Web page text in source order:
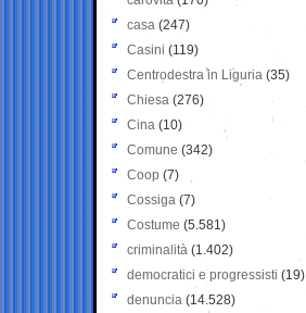
casa (247)
Casini (119)
Centrodestra in Liguria (35)
Chiesa (276)
Cina (10)
Comune (342)
Coop (7)
Cossiga (7)
Costume (5.581)
criminalità (1.402)
democratici e progressisti (19)
denuncia (14.528)